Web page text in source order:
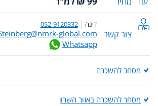
צור קשר
דינה 052-9120332
global.com
Whatsapp
מסחר להשכרה
מסחר להשכרה באזור השרון